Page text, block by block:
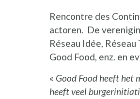
Rencontre des
actoren. De
Réseau Idée,
Good Food, enz. en
« Good Food heeft het
heeft veel